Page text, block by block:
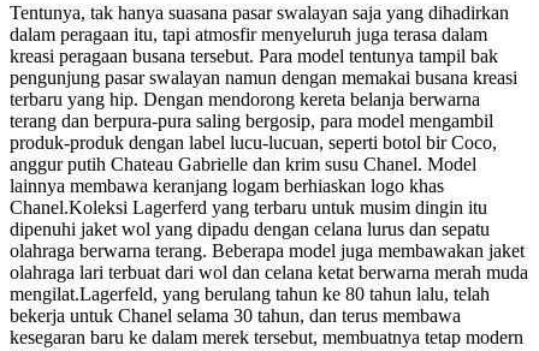
Tentunya, tak hanya suasana pasar swalayan saja yang dihadirkan
dalam peragaan itu, tapi atmosfir menyeluruh juga terasa dalam
kreasi peragaan busana tersebut. Para model tentunya tampil bak
pengunjung pasar swalayan namun dengan memakai busana kreasi
terbaru yang hip. Dengan mendorong kereta belanja berwarna
terang dan berpura-pura saling bergosip, para model mengambil
produk-produk dengan label lucu-lucuan, seperti botol bir Coco,
anggur putih Chateau Gabrielle dan krim susu Chanel. Model
lainnya membawa keranjang logam berhiaskan logo khas
Chanel.Koleksi Lagerferd yang terbaru untuk musim dingin itu
dipenuhi jaket wol yang dipadu dengan celana lurus dan sepatu
olahraga berwarna terang. Beberapa model juga membawakan jaket
olahraga lari terbuat dari wol dan celana ketat berwarna merah muda
mengilat.Lagerfeld, yang berulang tahun ke 80 tahun lalu, telah
bekerja untuk Chanel selama 30 tahun, dan terus membawa
kesegaran baru ke dalam merek tersebut, membuatnya tetap modern